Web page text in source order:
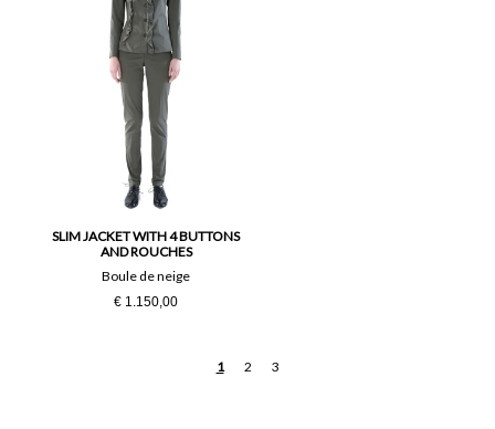
SLIM JACKET WITH 4 BUTTONS
AND ROUCHES
Boule de neige
€ 1.150,00
1 2 3